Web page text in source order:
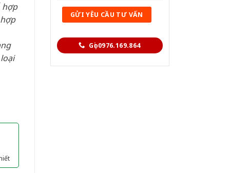
Gọi 0976.169.864
hợp